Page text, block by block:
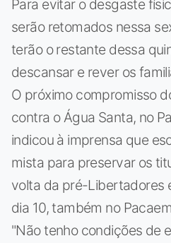
Para evitar o desgaste
serão retomados nessa
terão o restante dessa
descansar e rever os
O próximo compromisso
contra o Água Santa, no
indicou à imprensa que
mista para preservar os
volta da pré-Libertadores
dia 10, também no
"Não tenho condições de